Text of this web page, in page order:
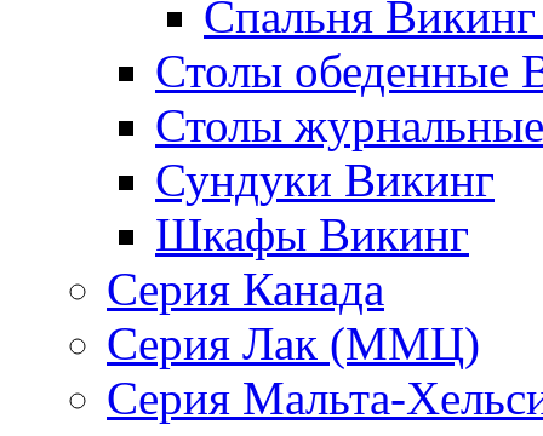
Спальня
Столы обеденные
Столы
Сундуки Викинг
Шкафы Викинг
Серия Канада
Серия Лак (ММЦ)
Серия Мальта-